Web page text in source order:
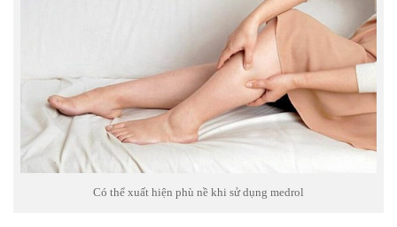
Có thể xuất hiện phù nề khi sử dụng medrol